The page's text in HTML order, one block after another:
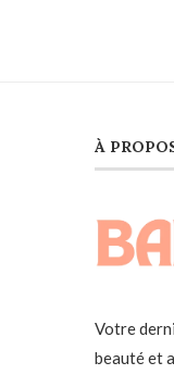
À
Votre
beauté et